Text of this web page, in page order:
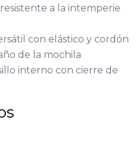
a la intemperie
con elástico y cordón
de la mochila
interno con cierre de